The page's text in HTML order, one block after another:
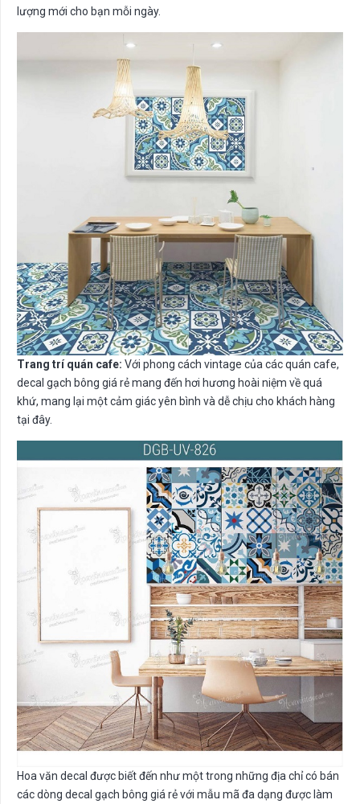
lượng mới cho bạn mỗi ngày.
Trang trí quán cafe: Với phong cách vintage của các quán cafe,
decal gạch bông giá rẻ mang đến hơi hương hoài niệm về quá
khứ, mang lại một cảm giác yên bình và dễ chịu cho khách hàng
tại đây.
Hoa văn decal được biết đến như một trong những địa chỉ có bán
các dòng decal gạch bông giá rẻ với mẫu mã đa dạng được làm